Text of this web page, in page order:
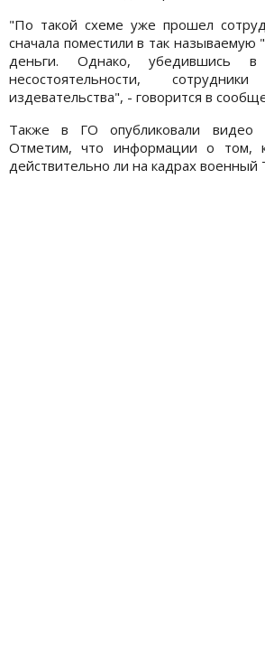
"По такой схеме уже прошел
сначала поместили в так называемую
деньги. Однако, убедившись в
несостоятельности,
издевательства", - говорится в
Также в ГО опубликовали видео
Отметим, что информации о том,
действительно ли на кадрах военный